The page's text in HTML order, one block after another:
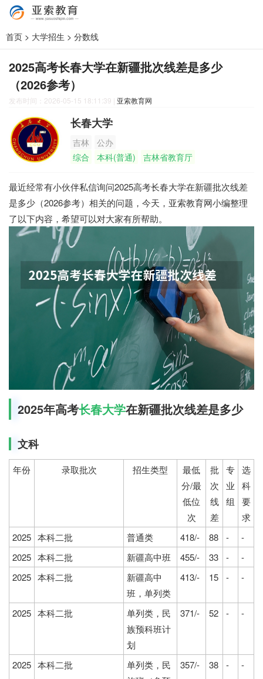
首页 > 大学招生 > 分数线
2025高考长春大学在新疆批次线差是多少
（2026参考）
发布时间：2026-05-15 18:11:39 | 亚索教育网
长春大学
吉林
公办
综合
本科(普通) 吉林省教育厅
最近经常有小伙伴私信询问2025高考长春大学在新疆批次线差
是多少（2026参考）相关的问题，今天，亚索教育网小编整理
了以下内容，希望可以对大家有所帮助。
2025年高考长春大学在新疆批次线差是多少
文科
年份 录取批次 招生类型
最低
分/最
低位
次
批
次
线
差
专
业
组
选
科
要
求
2025 本科二批 普通类 418/- 88 -
-
2025 本科二批 新疆高中班 455/- 33 -
-
2025 本科二批
新疆高中
班，单列类
413/- 15 - -
2025 本科二批
单列类，民
族预科班计
划
371/- 52 - -
2025 本科二批
单列类，民
357/- 38 - -